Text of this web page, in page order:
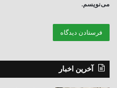
می‌نویسم.
آخرین اخبار